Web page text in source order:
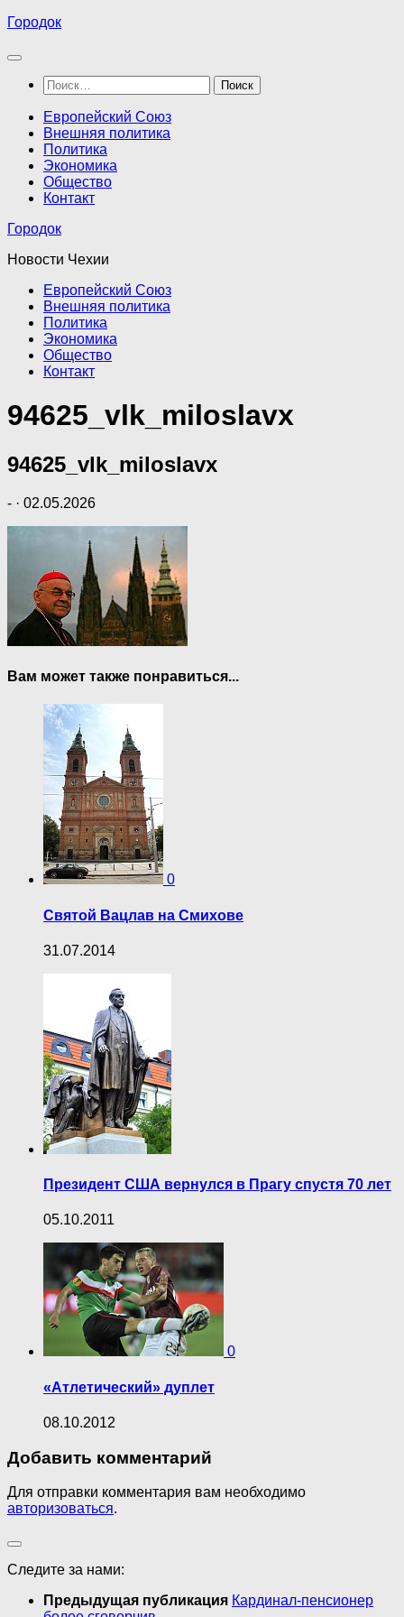
Перейти
содержимому
Городок
Найти:
Европейский Союз
Внешняя политика
Политика
Экономика
Общество
Контакт
Городок
Новости Чехии
Европейский Союз
Внешняя политика
Политика
Экономика
Общество
Контакт
94625_vlk_miloslavx
94625_vlk_miloslavx
- · 02.05.2026
Вам может также понравиться...
0
Святой Вацлав на Смихове
31.07.2014
Президент США вернулся в Прагу спустя 70 лет
05.10.2011
0
«Атлетический» дуплет
08.10.2012
Добавить комментарий
Для отправки комментария вам необходимо
авторизоваться.
Следите за нами:
Предыдущая публикация Кардинал-пенсионер